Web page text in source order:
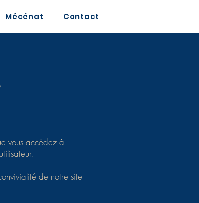
Mécénat Contact
vous accédez à
de notre site